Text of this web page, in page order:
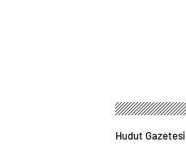
Hudut Gazetesi